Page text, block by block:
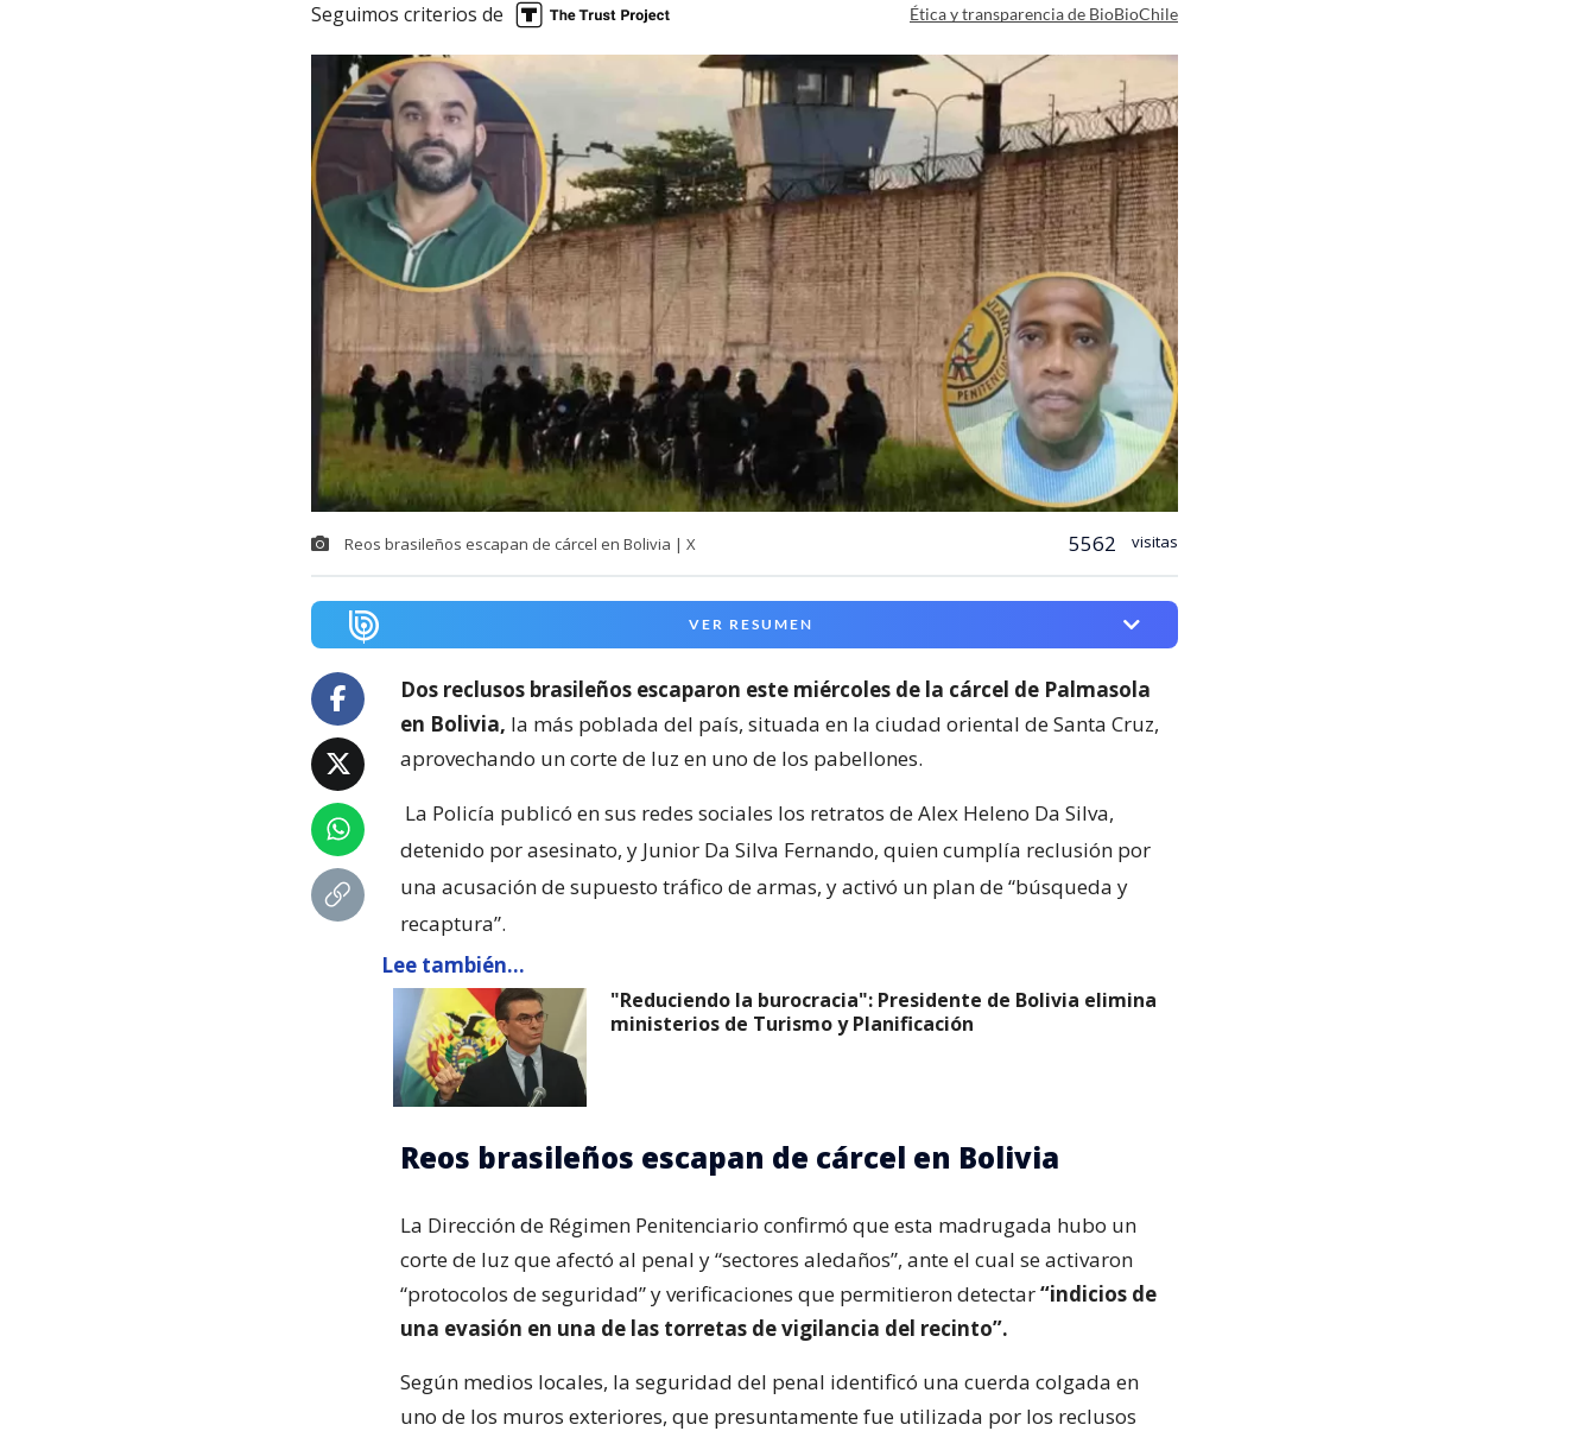
Seguimos criterios de Ética y transparencia de BioBioChile
Reos brasileños escapan de cárcel en Bolivia | X 5562 visitas
VER RESUMEN
Dos reclusos brasileños escaparon este miércoles de la cárcel de Palmasola
en Bolivia, la más poblada del país, situada en la ciudad oriental de Santa Cruz,
aprovechando un corte de luz en uno de los pabellones.
La Policía publicó en sus redes sociales los retratos de Alex Heleno Da Silva,
detenido por asesinato, y Junior Da Silva Fernando, quien cumplía reclusión por
una acusación de supuesto tráfico de armas, y activó un plan de “búsqueda y
recaptura”.
Lee también...
"Reduciendo la burocracia": Presidente de Bolivia elimina
ministerios de Turismo y Planificación
Reos brasileños escapan de cárcel en Bolivia
La Dirección de Régimen Penitenciario confirmó que esta madrugada hubo un
corte de luz que afectó al penal y “sectores aledaños”, ante el cual se activaron
“protocolos de seguridad” y verificaciones que permitieron detectar“indicios de
una evasión en una de las torretas de vigilancia del recinto”.
Según medios locales, la seguridad del penal identificó una cuerda colgada en
uno de los muros exteriores, que presuntamente fue utilizada por los reclusos